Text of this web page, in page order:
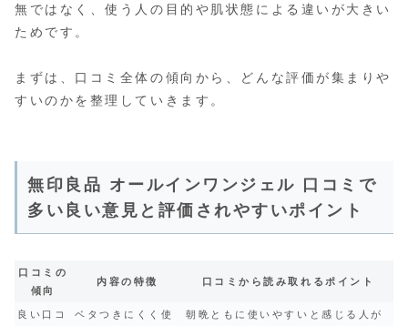
無ではなく、使う人の目的や肌状態による違いが大きい
ためです。
まずは、口コミ全体の傾向から、どんな評価が集まりや
すいのかを整理していきます。
無印良品 オールインワンジェル 口コミで
多い良い意見と評価されやすいポイント
口コミの
傾向
内容の特徴 口コミから読み取れるポイント
良い口コ
ベタつきにくく使
朝晩ともに使いやすいと感じる人が